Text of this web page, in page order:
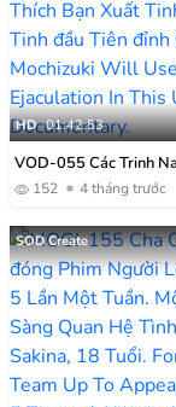
HD 01:42:53
VOD-055 Các Trinh
Dụng Ngôn Từ Cực Kỳ
152 4 tháng trước
SOD Create